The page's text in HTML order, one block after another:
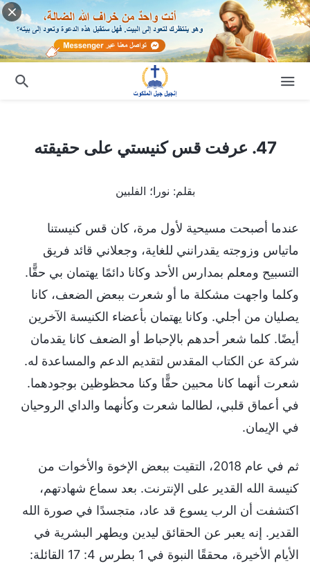
47. عرفت قس كنيستي على حقيقته
بقلم: نورا؛ الفلبين
عندما أصبحت مسيحية لأول مرة، كان قس كنيستنا
ماتياس وزوجته يقدرانني للغاية، وجعلاني قائد فريق
التسبيح ومعلم بمدارس الأحد وكانا دائمًا يهتمان بي حقًّا.
وكلما واجهت مشكلة ما أو شعرت ببعض الضعف، كانا
يصليان من أجلي. وكانا يهتمان بأعضاء الكنيسة الآخرين
أيضًا. كلما شعر أحدهم بالإحباط أو الضعف كانا يقدمان
شركة عن الكتاب المقدس لتقديم الدعم والمساعدة له.
شعرت أنهما كانا محبين حقًّا وكنا محظوظين بوجودهما.
في أعماق قلبي، لطالما شعرت وكأنهما والداي الروحيان
في الإيمان.
ثم في عام 2018، التقيت ببعض الإخوة والأخوات من
كنيسة الله القدير على الإنترنت. بعد سماع شهادتهم،
اكتشفت أن الرب يسوع قد عاد، متجسدًا في صورة الله
القدير. إنه يعبر عن الحقائق ليدين ويطهر البشرية في
الأيام الأخيرة، محققًا النبوة في 1 بطرس 4: 17 القائلة: